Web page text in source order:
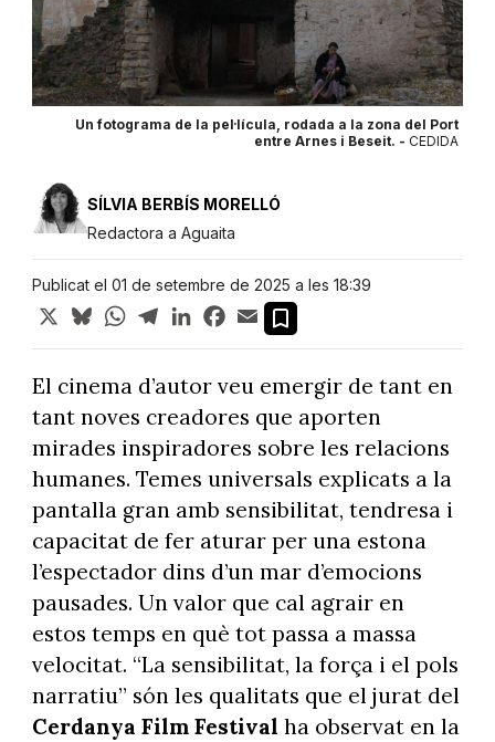
Un fotograma de la pel·lícula, rodada a la zona del Port
entre Arnes i Beseit. - CEDIDA
SÍLVIA BERBÍS MORELLÓ
Redactora a Aguaita
Publicat el 01 de setembre de 2025 a les 18:39
X BlueskyWhatsApp
TelegramLinkedInFacebook
Email
El cinema d’autor veu emergir de tant en
tant noves creadores que aporten
mirades inspiradores sobre les relacions
humanes. Temes universals explicats a la
pantalla gran amb sensibilitat, tendresa i
capacitat de fer aturar per una estona
l’espectador dins d’un mar d’emocions
pausades. Un valor que cal agrair en
estos temps en què tot passa a massa
velocitat. “La sensibilitat, la força i el pols
narratiu” són les qualitats que el jurat del
Cerdanya Film Festival ha observat en la